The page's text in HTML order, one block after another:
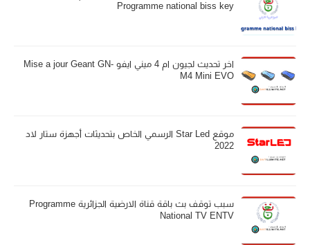
Programme national biss key
اخر تحديث لجيون ام 4 ميني ايفو Mise a jour Geant GN-
M4 Mini EVO
موقع Star Led الرسمي الخاص بتحديثات أجهزة ستار لاد
2022
سبب توقف بث باقة قناة الارضية الجزائرية Programme
National TV ENTV